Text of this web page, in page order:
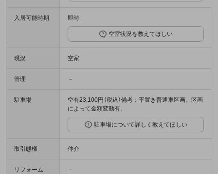
入居可能時期 即時
空室状況を教えてほしい
現況 空家
管理 －
駐車場
空有23,100円（税込）備考：平置き普通車区画。区画
によって金額変動有。
駐車場について詳しく教えてほしい
取引態様 仲介
リフォーム －